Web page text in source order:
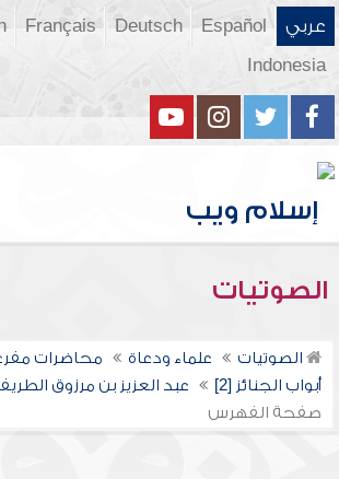
عربي Español
Deutsch
Français
Indonesia
الصوتيات
الصوتيات علماء ودعاة
محاضرات
أبواب الجنائز [2]
عبد العزيز بن مرزوق
صفحة الفهرس